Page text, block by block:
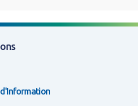
d'Information